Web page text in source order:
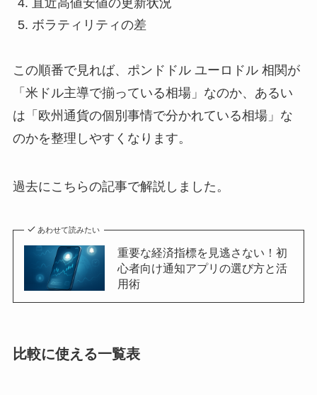
直近高値安値の更新状況
ボラティリティの差
この順番で見れば、ポンドドル ユーロドル 相関が
「米ドル主導で揃っている相場」なのか、あるい
は「欧州通貨の個別事情で分かれている相場」な
のかを整理しやすくなります。
過去にこちらの記事で解説しました。
あわせて読みたい
重要な経済指標を見逃さない！初
心者向け通知アプリの選び方と活
用術
比較に使える一覧表